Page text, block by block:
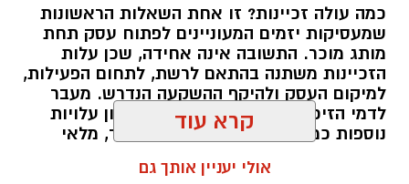
כמה עולה זכיינות? זו אחת השאלות הראשונות
שמעסיקות יזמים המעוניינים לפתוח עסק תחת
מותג מוכר. התשובה אינה אחידה, שכן עלות
הזכיינות משתנה בהתאם לרשת, לתחום הפעילות,
למיקום העסק ולהיקף ההשקעה הנדרש. מעבר
לדמי הזיכיון עצמם, יש להביא בחשבון עלויות
נוספות כמו הקמת הסניף, רכישת ציוד, מלאי
את התמונה המלאה לפני קבלת החלטה.
קרא עוד
אולי יעניין אותך גם